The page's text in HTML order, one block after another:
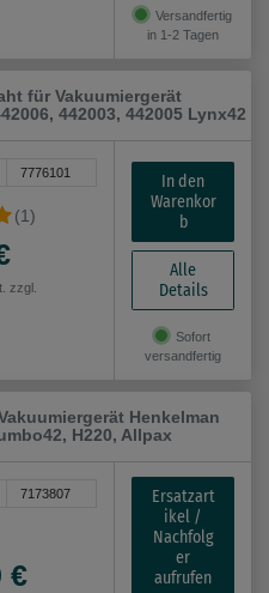
Versandfertig
in 1-2 Tagen
für Vakuumiergerät
442003, 442005 Lynx42
7776101
(1)
zzgl.
In den
Warenkor
b
Alle
Details
Sofort
versandfertig
Henkelman
H220, Allpax
7173807
€
Ersatzart
ikel /
Nachfolg
er
aufrufen